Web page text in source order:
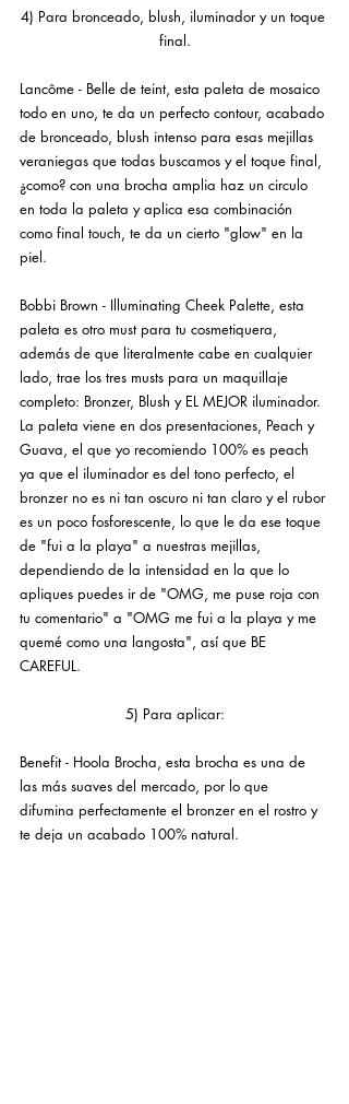
4) Para bronceado, blush, iluminador y un toque
final.
Lancôme - Belle de teint, esta paleta de mosaico
todo en uno, te da un perfecto contour, acabado
de bronceado, blush intenso para esas mejillas
veraniegas que todas buscamos y el toque final,
¿como? con una brocha amplia haz un circulo
en toda la paleta y aplica esa combinación
como final touch, te da un cierto "glow" en la
piel.
Bobbi Brown - Illuminating Cheek Palette, esta
paleta es otro must para tu cosmetiquera,
además de que literalmente cabe en cualquier
lado, trae los tres musts para un maquillaje
completo: Bronzer, Blush y EL MEJOR iluminador.
La paleta viene en dos presentaciones, Peach y
Guava, el que yo recomiendo 100% es peach
ya que el iluminador es del tono perfecto, el
bronzer no es ni tan oscuro ni tan claro y el rubor
es un poco fosforescente, lo que le da ese toque
de "fui a la playa" a nuestras mejillas,
dependiendo de la intensidad en la que lo
apliques puedes ir de "OMG, me puse roja con
tu comentario" a "OMG me fui a la playa y me
quemé como una langosta", así que BE
CAREFUL.
5) Para aplicar:
Benefit - Hoola Brocha, esta brocha es una de
las más suaves del mercado, por lo que
difumina perfectamente el bronzer en el rostro y
te deja un acabado 100% natural.